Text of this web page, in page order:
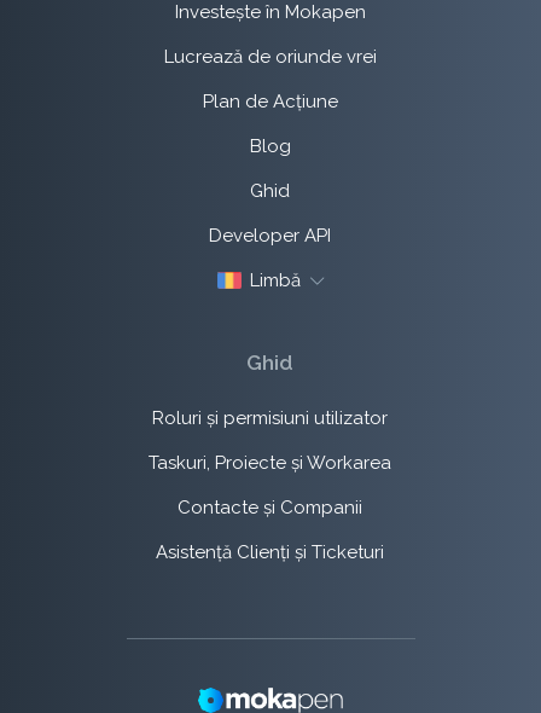
Investește în Mokapen
Lucrează de oriunde vrei
Plan de Acțiune
Blog
Ghid
Developer API
Limbă
Ghid
Roluri și permisiuni utilizator
Taskuri, Proiecte și Workarea
Contacte și Companii
Asistență Clienți și Ticketuri